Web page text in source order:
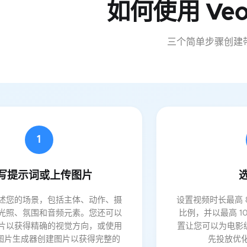
如何使用
三个简单步骤创建
1
提示词或上传图片
您的场景，包括主体、动作、摄
照、氛围和音频元素。您还可以
以获得精确的视觉方向，或使用
片生成器创建图片以获得完整的
设置视频时长最高
比例，并以最高
置让您可以为电影
先投放优